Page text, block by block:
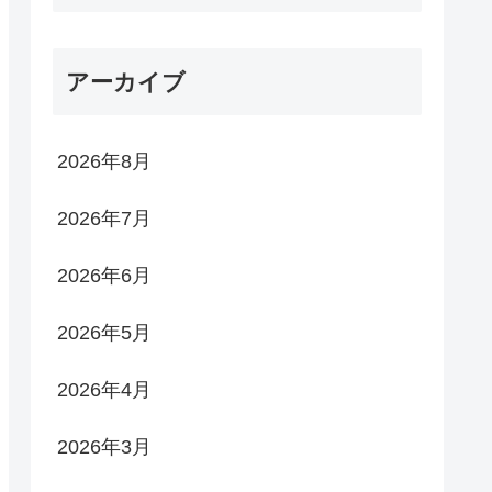
アーカイブ
2026年8月
2026年7月
2026年6月
2026年5月
2026年4月
2026年3月